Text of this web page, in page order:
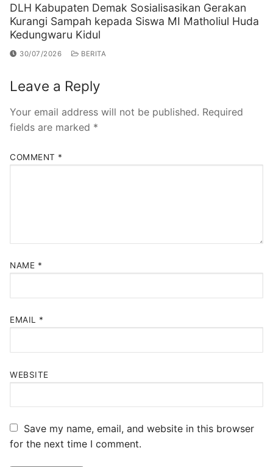
DLH Kabupaten Demak Sosialisasikan Gerakan
Kurangi Sampah kepada Siswa MI Matholiul Huda
Kedungwaru Kidul
30/07/2026 BERITA
Leave a Reply
Your email address will not be published. Required
fields are marked *
COMMENT *
NAME *
EMAIL *
WEBSITE
Save my name, email, and website in this browser
for the next time I comment.